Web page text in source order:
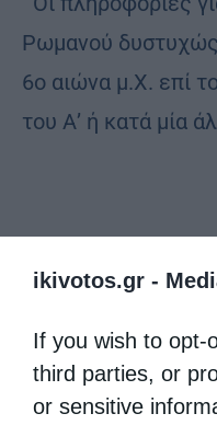
ikivotos.gr -
If you wish to opt-
third parties, or
or sensitive
Ρωμανού δυστυχώς
6ο αιώνα μ.Χ. επί
του Α’ ή κατά μία